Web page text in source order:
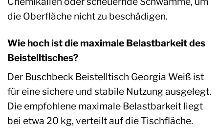
die Oberfläche nicht zu beschädigen.
Wie hoch ist die maximale Belastbarkeit des
Beistelltisches?
Der Buschbeck Beistelltisch Georgia Weiß ist
für eine sichere und stabile Nutzung ausgelegt.
Die empfohlene maximale Belastbarkeit liegt
bei etwa 20 kg, verteilt auf die Tischfläche.